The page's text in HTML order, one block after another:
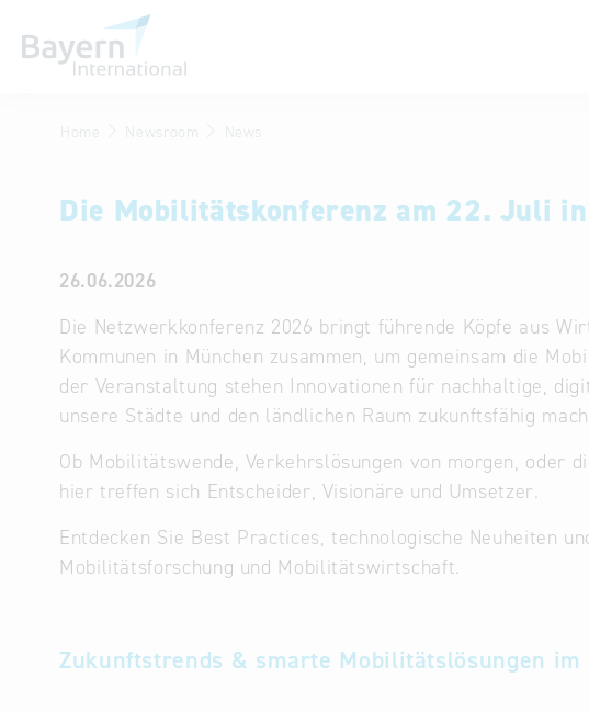
Wir über uns
Publikationen
Stellenangebote
Kontakt
Anfahrt
Treffen Sie uns am Infostand
Home Newsroom News
Die Mobilitätskonferenz am 22. Juli
26.06.2026
Die Netzwerkkonferenz 2026 bringt führende Köpfe aus
Kommunen in München zusammen, um gemeinsam die
der Veranstaltung stehen Innovationen für nachhaltige,
unsere Städte und den ländlichen Raum zukunftsfähig
Ob Mobilitätswende, Verkehrslösungen von morgen, oder
hier treffen sich Entscheider, Visionäre und Umsetzer.
Entdecken Sie Best Practices, technologische Neuheiten
Mobilitätsforschung und Mobilitätswirtschaft.
Zukunftstrends & smarte Mobilitätslösungen im